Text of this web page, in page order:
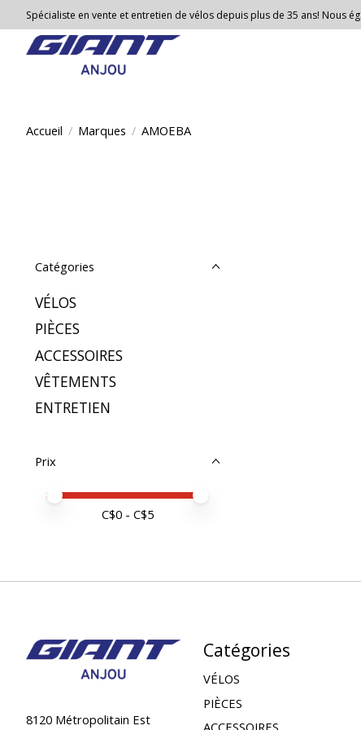
Spécialiste en vente et entretien de vélos depuis plus de 35 ans! Nous
Accueil / Marques / AMOEBA
Catégories
VÉLOS
PIÈCES
ACCESSOIRES
VÊTEMENTS
ENTRETIEN
Prix
Prix minimum
Price maximum value
C$0 - C$5
8120 Métropolitain Est
Catégories
VÉLOS
PIÈCES
ACCESSOIRES